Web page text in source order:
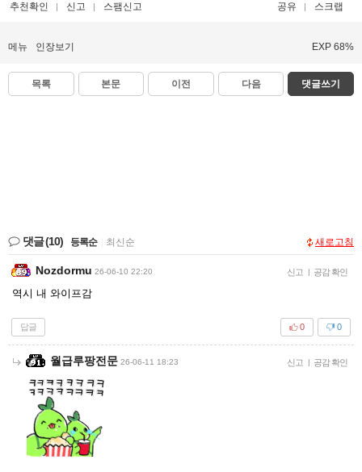
추천확인 신고 스팸신고 공유 스크랩
메뉴 인장보기 EXP 68%
목록 본문 이전 다음 댓글쓰기
댓글(10) 등록순 최신순 새로고침
Nozdormu 26-06-10 22:20 신고 | 공감 확인
역시 내 와이프감
답글 0
0
월급루팡전문 26-06-11 18:23 신고 | 공감 확인